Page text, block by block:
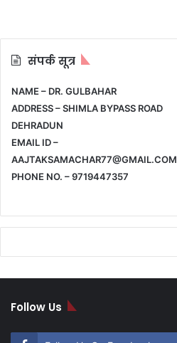
संपर्क सूत्र
NAME – DR. GULBAHAR
ADDRESS – SHIMLA BYPASS ROAD
DEHRADUN
EMAIL ID –
AAJTAKSAMACHAR77@GMAIL.COM
PHONE NO. – 9719447357
Follow Us